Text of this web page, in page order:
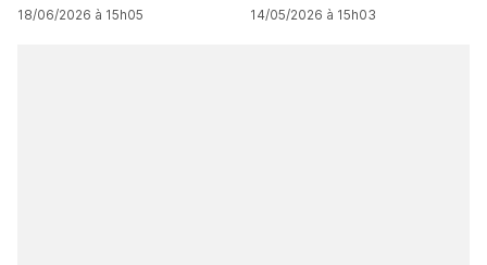
18/06/2026 à 15h05
14/05/2026 à 15h03